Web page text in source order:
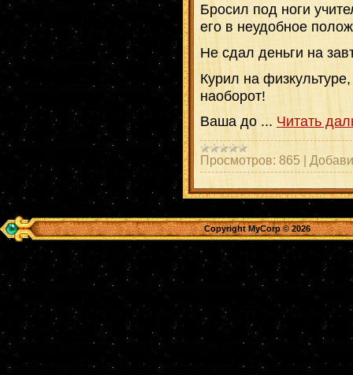
Бросил под ноги
его в неудобное
Не сдал деньги на
Курил на
наоборот!
Ваша до ... Читать
Просмотров: 865 |
Copyright MyCorp © 2026